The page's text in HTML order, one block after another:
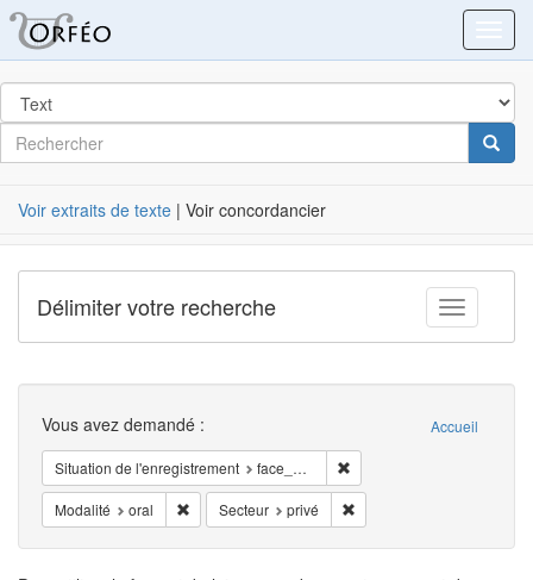
dans
Post
Label
Rechercher
Voir extraits de texte | Voir concordancier
Toggle
Délimiter votre recherche
Recherche Accueil
Vous avez demandé :
Situation de l'enregistrement face_à_face
Modalité oral Supprimer la restriction Modalité: oral
Secteur privé